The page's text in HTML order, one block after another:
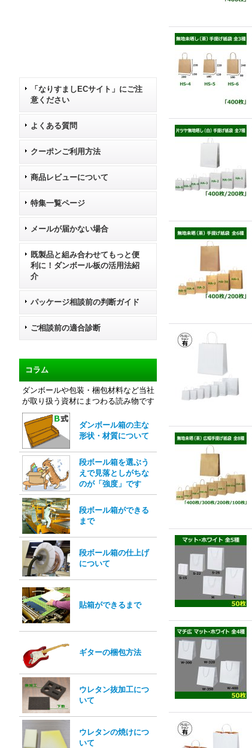
「なりすましECサイト」にご注
意ください
よくある質問
クーポンご利用方法
商品レビューについて
特集一覧ページ
メールが届かない場合
既製品と組み合わせてもっと便
利に！ダンボール板の活用法紹
介
パッケージ相談前の判断ガイド
ご相談前の適合診断
コラム
ダンボールや包装・梱包材料など当社
が取り扱う資材にまつわる読み物です
ダンボール箱の主な
形状・材質について
段ボール箱を選ぶう
えで見落としがちな
のが「強度」です
段ボール箱ができる
まで
段ボール箱の仕上げ
について
貼箱ができるまで
ギターの梱包方法
ウレタン抜加工につ
いて
ウレタンの焼けにつ
いて